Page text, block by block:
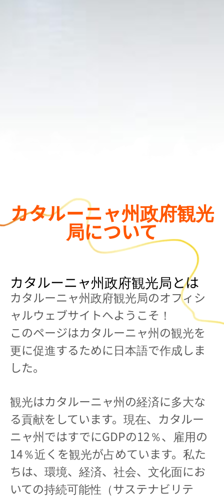
カタルーニャ州政府観光
局について
カタルーニャ州政府観光局とは
カタルーニャ州政府観光局のオフィシ
ャルウェブサイトへようこそ！
このページはカタルーニャ州の観光を
更に促進するために日本語で作成しま
した。
観光はカタルーニャ州の経済に多大な
る貢献をしています。現在、カタルー
ニャ州ではすでにGDPの12％、雇用の
14％近くを観光が占めています。私た
ちは、環境、経済、社会、文化面にお
いての持続可能性（サステナビリテ